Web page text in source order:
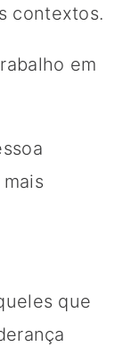
contextos.
em
que